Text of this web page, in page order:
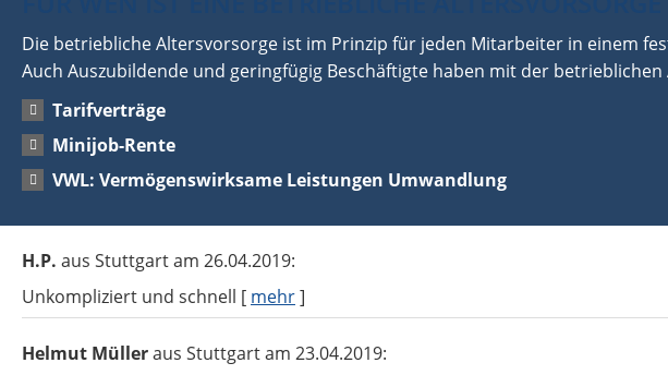
Die betriebliche Altersvorsorge ist im Prinzip für jeden Mitarbeiter in einem
Auch Auszubildende und geringfügig Beschäftigte haben mit der
Tarifverträge
Minijob-Rente
VWL: Vermögenswirksame Leistungen Umwandlung
H.P. aus Stuttgartam 26.04.2019:
Unkompliziert und schnell [ mehr]
Helmut Mülleraus Stuttgartam 23.04.2019: